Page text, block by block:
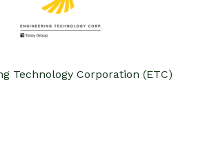
Technology Corporation (ETC)